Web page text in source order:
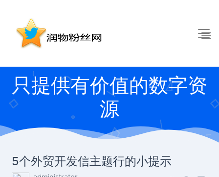
只提供有价值的数字资
源
5个外贸开发信主题行的小提示